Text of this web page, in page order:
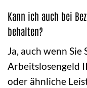
Kann ich auch bei
behalten?
Ja, auch wenn
Arbeitslosengeld
oder ähnliche